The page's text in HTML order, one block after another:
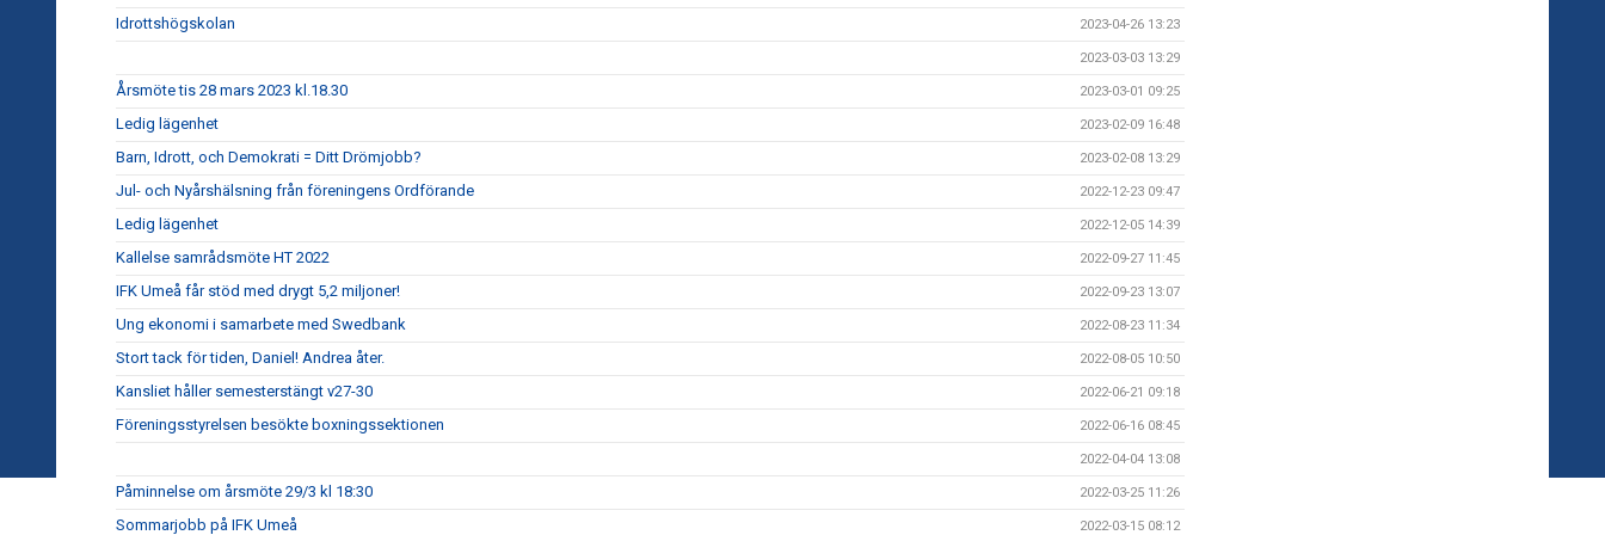
Idrottshögskolan 2023-04-26 13:23
2023-03-03 13:29
Årsmöte tis 28 mars 2023 kl.18.30 2023-03-01 09:25
Ledig lägenhet 2023-02-09 16:48
Barn, Idrott, och Demokrati = Ditt Drömjobb? 2023-02-08 13:29
Jul- och Nyårshälsning från föreningens Ordförande 2022-12-23 09:47
Ledig lägenhet 2022-12-05 14:39
Kallelse samrådsmöte HT 2022 2022-09-27 11:45
IFK Umeå får stöd med drygt 5,2 miljoner! 2022-09-23 13:07
Ung ekonomi i samarbete med Swedbank 2022-08-23 11:34
Stort tack för tiden, Daniel! Andrea åter. 2022-08-05 10:50
Kansliet håller semesterstängt v27-30 2022-06-21 09:18
Föreningsstyrelsen besökte boxningssektionen 2022-06-16 08:45
2022-04-04 13:08
Påminnelse om årsmöte 29/3 kl 18:30 2022-03-25 11:26
Sommarjobb på IFK Umeå 2022-03-15 08:12